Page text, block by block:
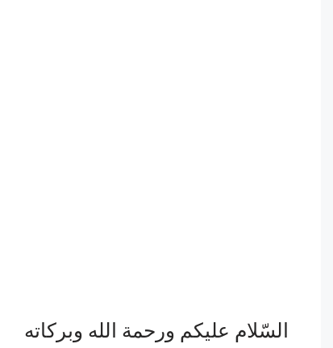
السّلام عليكم ورحمة الله وبركاته